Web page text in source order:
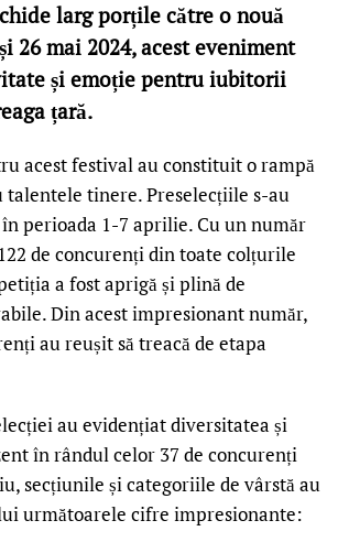
larg porțile către o nouă
26 mai 2024, acest eveniment
și emoție pentru iubitorii
țară.
acest festival au constituit o rampă
talentele tinere. Preselecțiile s-au
perioada 1-7 aprilie. Cu un număr
de concurenți din toate colțurile
a fost aprigă și plină de
Din acest impresionant număr,
au reușit să treacă de etapa
au evidențiat diversitatea și
în rândul celor 37 de concurenți
secțiunile și categoriile de vârstă au
următoarele cifre impresionante: